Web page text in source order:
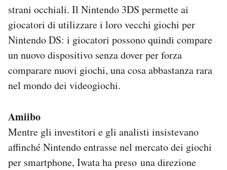
strani occhiali. Il Nintendo 3DS permette ai
giocatori di utilizzare i loro vecchi giochi per
Nintendo DS: i giocatori possono quindi compare
un nuovo dispositivo senza dover per forza
comparare nuovi giochi, una cosa abbastanza rara
nel mondo dei videogiochi.
Amiibo
Mentre gli investitori e gli analisti insistevano
affinché Nintendo entrasse nel mercato dei giochi
per smartphone, Iwata ha preso una direzione